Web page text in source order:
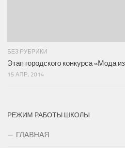
БЕЗ РУБРИКИ
Этап городского конкурса «Мода
15 АПР, 2014
РЕЖИМ РАБОТЫ ШКОЛЫ
ГЛАВНАЯ